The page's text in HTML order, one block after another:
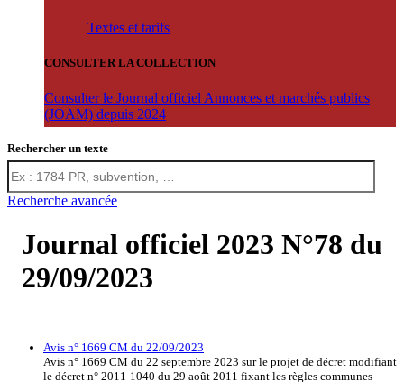
Textes et tarifs
CONSULTER LA COLLECTION
Consulter le Journal officiel Annonces et marchés publics
(JOAM) depuis 2024
Rechercher un texte
Recherche avancée
Journal officiel 2023 N°78 du
29/09/2023
Avis n° 1669 CM du 22/09/2023
Avis n° 1669 CM du 22 septembre 2023 sur le projet de décret modifiant
le décret n° 2011-1040 du 29 août 2011 fixant les règles communes